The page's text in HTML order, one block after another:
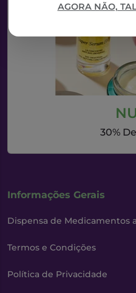
AGORA NÃO,
30%
Informações Gerais
Dispensa de Medicamentos
Termos e Condições
Política de Privacidade